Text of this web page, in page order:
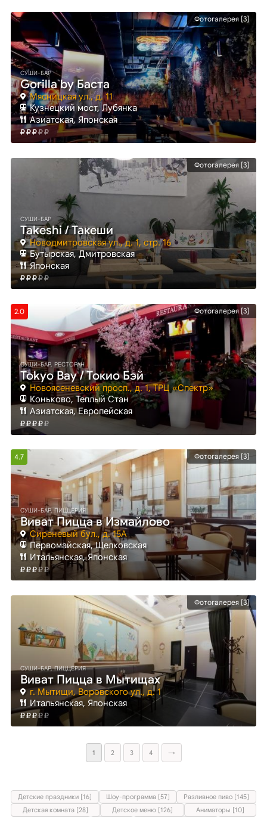
Фотогалерея [3]
СУШИ-БАР
Gorilla by Баста
Мясницкая ул., д. 11
Кузнецкий мост, Лубянка
Азиатская, Японская
Фотогалерея [3]
СУШИ-БАР
Takeshi / Такеши
Новодмитровская ул., д. 1, стр. 16
Бутырская, Дмитровская
Японская
2.0 Фотогалерея [3]
СУШИ-БАР, РЕСТОРАН
Tokyo Bay / Токио Бэй
Новоясеневский просп., д. 1, ТРЦ «Спектр»
Коньково, Теплый Стан
Азиатская, Европейская
4.7 Фотогалерея [3]
СУШИ-БАР, ПИЦЦЕРИЯ
Виват Пицца в Измайлово
Сиреневый бул., д. 15А
Первомайская, Щелковская
Итальянская, Японская
Фотогалерея [3]
СУШИ-БАР, ПИЦЦЕРИЯ
Виват Пицца в Мытищах
г. Мытищи, Воровского ул., д. 1
Итальянская, Японская
1 2 3 4 →
Детские праздники [16] Шоу-программа [57]
Разливное пиво [145]
Детская комната [28]
Детское меню [126] Аниматоры [10]